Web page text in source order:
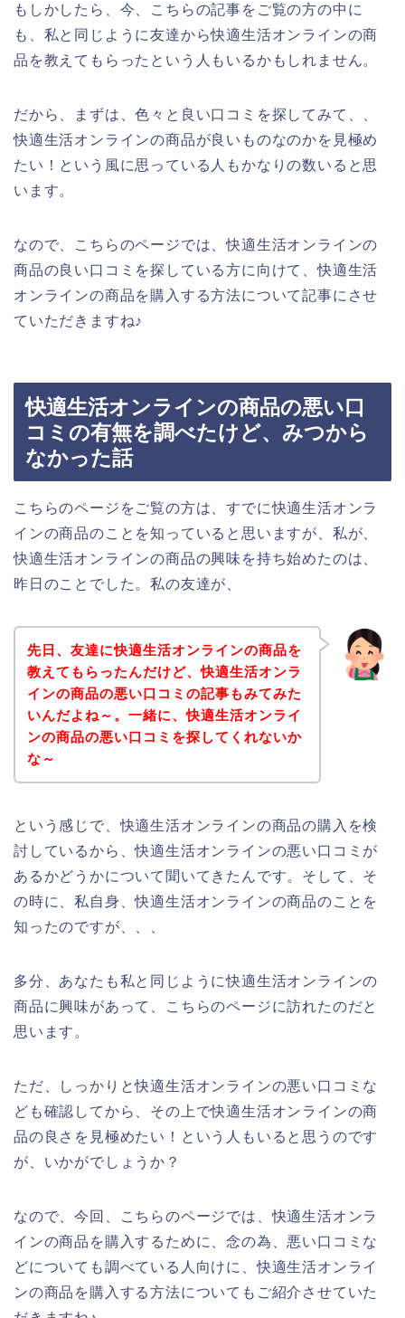
もしかしたら、今、こちらの記事をご覧の方の中に
も、私と同じように友達から快適生活オンラインの商
品を教えてもらったという人もいるかもしれません。
だから、まずは、色々と良い口コミを探してみて、、
快適生活オンラインの商品が良いものなのかを見極め
たい！という風に思っている人もかなりの数いると思
います。
なので、こちらのページでは、快適生活オンラインの
商品の良い口コミを探している方に向けて、快適生活
オンラインの商品を購入する方法について記事にさせ
ていただきますね♪
快適生活オンラインの商品の悪い口
コミの有無を調べたけど、みつから
なかった話
こちらのページをご覧の方は、すでに快適生活オンラ
インの商品のことを知っていると思いますが、私が、
快適生活オンラインの商品の興味を持ち始めたのは、
昨日のことでした。私の友達が、
先日、友達に快適生活オンラインの商品を
教えてもらったんだけど、快適生活オンラ
インの商品の悪い口コミの記事もみてみた
いんだよね～。一緒に、快適生活オンライ
ンの商品の悪い口コミを探してくれないか
な～
という感じで、快適生活オンラインの商品の購入を検
討しているから、快適生活オンラインの悪い口コミが
あるかどうかについて聞いてきたんです。そして、そ
の時に、私自身、快適生活オンラインの商品のことを
知ったのですが、、、
多分、あなたも私と同じように快適生活オンラインの
商品に興味があって、こちらのページに訪れたのだと
思います。
ただ、しっかりと快適生活オンラインの悪い口コミな
ども確認してから、その上で快適生活オンラインの商
品の良さを見極めたい！という人もいると思うのです
が、いかがでしょうか？
なので、今回、こちらのページでは、快適生活オンラ
インの商品を購入するために、念の為、悪い口コミな
どについても調べている人向けに、快適生活オンライ
ンの商品を購入する方法についてもご紹介させていた